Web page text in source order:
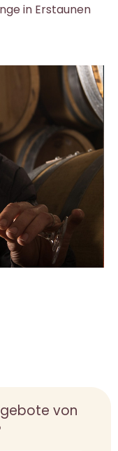
in Erstaunen
von